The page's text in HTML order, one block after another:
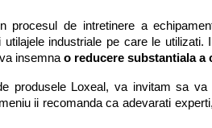
procesul de intretinere a
industriale pe care le
insemna o reducere substantiala a
produsele Loxeal, va invitam sa
ii recomanda ca adevarati